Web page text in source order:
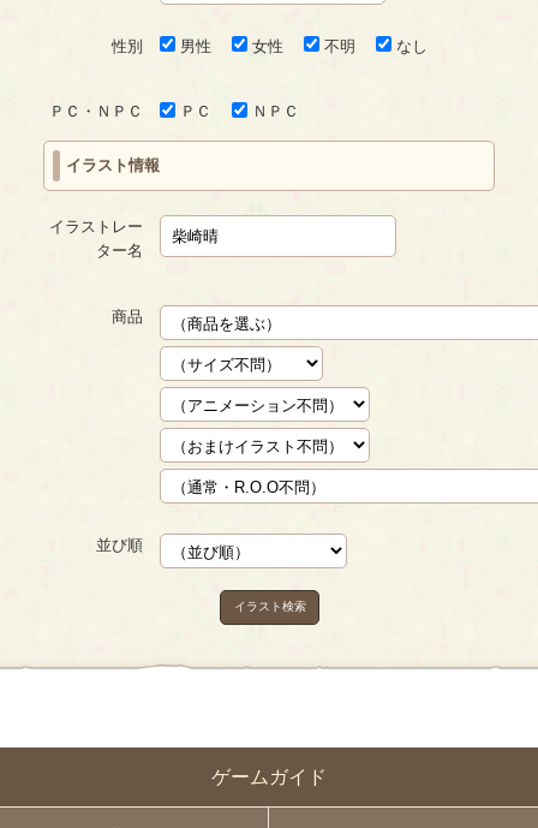
ゲームガイド
性別 男性 女性 不明 なし
ＰＣ・ＮＰＣ ＰＣ ＮＰＣ
イラスト情報
イラストレー
ター名
商品
並び順
イラスト検索